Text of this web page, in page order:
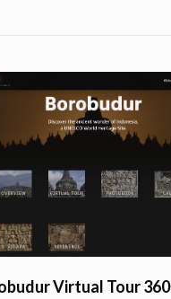
Anak-anak di Vihara